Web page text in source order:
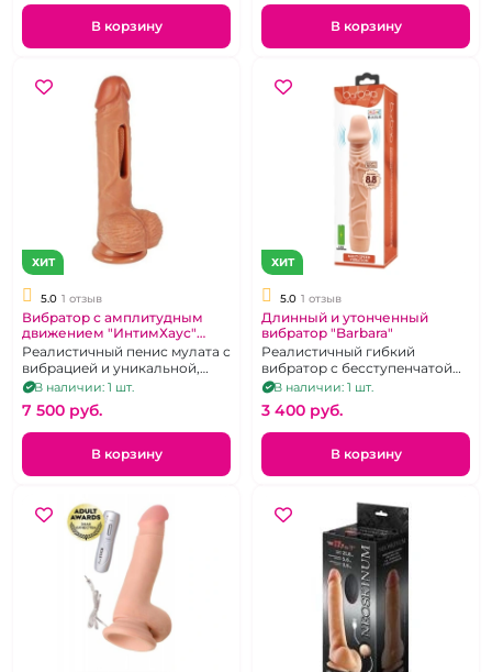
В корзину В корзину
ХИТ
5.0 1 отзыв
Вибратор с амплитудным
движением "ИнтимХаус"
Двадцать первый пальчик
Реалистичный пенис мулата с
вибрацией и уникальной,
амплитудной стимуляцией
точки "G" работающий без
батареек.
В наличии: 1 шт.
7 500 pуб.
В корзину
ХИТ
5.0 1 отзыв
Длинный и утонченный
вибратор "Barbara"
Реалистичный гибкий
вибратор с бесступенчатой
регулировкой интенсивности
В наличии: 1 шт.
3 400 pуб.
В корзину